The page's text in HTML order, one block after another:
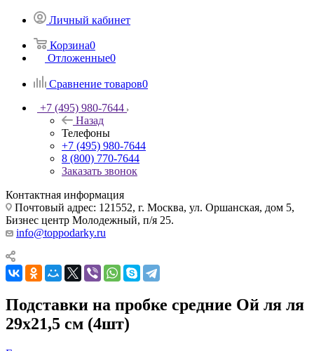
Личный кабинет
Корзина0
Отложенные0
Сравнение товаров0
+7 (495) 980-7644
Назад
Телефоны
+7 (495) 980-7644
8 (800) 770-7644
Заказать звонок
Контактная информация
Почтовый адрес: 121552, г. Москва, ул. Оршанская, дом 5,
Бизнес центр Молодежный, п/я 25.
info@toppodarky.ru
Подставки на пробке средние Ой ля ля
29х21,5 см (4шт)